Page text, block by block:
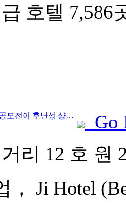
호텔 7,586
Prev:중국 관광 상품 공모전이 후난성 샹탄에서 성공적으로 개최되었습니다.
Go
리 12 호 원
， Ji Hotel